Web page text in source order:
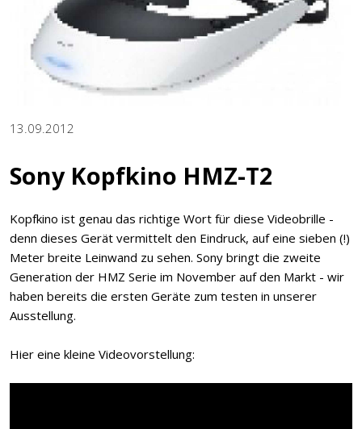
13.09.2012
Sony Kopfkino HMZ-T2
Kopfkino ist genau das richtige Wort für diese Videobrille -
denn dieses Gerät vermittelt den Eindruck, auf eine sieben (!)
Meter breite Leinwand zu sehen. Sony bringt die zweite
Generation der HMZ Serie im November auf den Markt - wir
haben bereits die ersten Geräte zum testen in unserer
Ausstellung.
Hier eine kleine Videovorstellung: